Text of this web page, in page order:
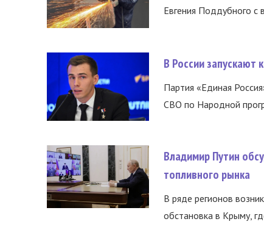
Евгения Поддубного с
В России запускают
Партия «Единая
СВО по Народной
Владимир Путин
топливного рынка
В ряде регионов
обстановка в Крыму,